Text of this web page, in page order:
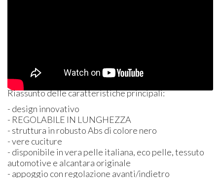
Riassunto delle caratteristiche principali:
- design innovativo
- REGOLABILE IN LUNGHEZZA
- struttura in robusto Abs di colore nero
- vere cuciture
- disponibile in vera pelle italiana, eco pelle, tessuto
automotive e alcantara originale
- appoggio con regolazione avanti/indietro